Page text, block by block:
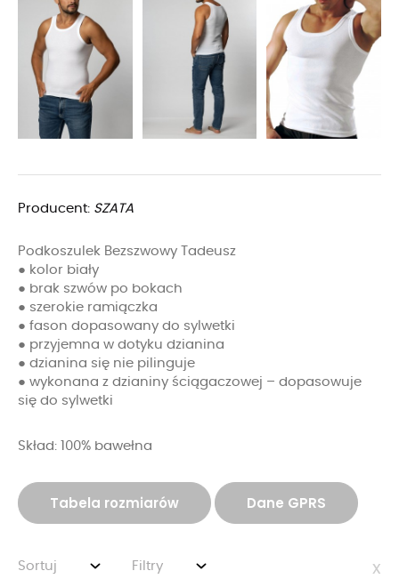
Producent: SZATA
Podkoszulek Bezszwowy Tadeusz
● kolor biały
● brak szwów po bokach
● szerokie ramiączka
● fason dopasowany do sylwetki
● przyjemna w dotyku dzianina
● dzianina się nie pilinguje
● wykonana z dzianiny ściągaczowej – dopasowuje
się do sylwetki
Skład: 100% bawełna
Tabela rozmiarów Dane GPRS
Sortuj Filtry x